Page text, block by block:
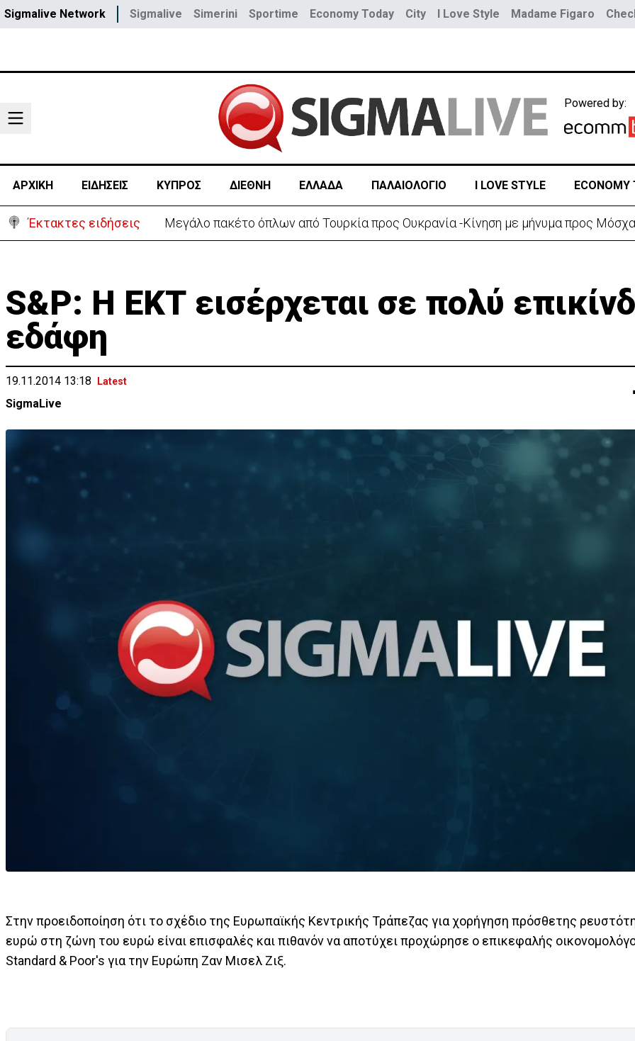
Sigmalive Network Sigmalive Simerini Sportime Economy Today City I Love Style Madame Figaro
Powered by:
ΑΡΧΙΚΗ ΕΙΔΗΣΕΙΣ ΚΥΠΡΟΣ ΔΙΕΘΝΗ ΕΛΛΑΔΑ ΠΑΛΑΙΟΛΟΓΙΟ I LOVE STYLE ECONOMY
Έκτακτες ειδήσεις Μεγάλο πακέτο όπλων από Τουρκία προς Ουκρανία -Κίνηση με μήνυμα προς
S&P: Η ΕΚΤ εισέρχεται σε πολύ
εδάφη
19.11.2014 13:18 Latest
SigmaLive
Στην προειδοποίηση ότι το σχέδιο της Ευρωπαϊκής Κεντρικής Τράπεζας για χορήγηση πρόσθετης
ευρώ στη ζώνη του ευρώ είναι επισφαλές και πιθανόν να αποτύχει προχώρησε ο επικεφαλής
Standard & Poor's για την Ευρώπη Ζαν Μισελ Ζιξ.